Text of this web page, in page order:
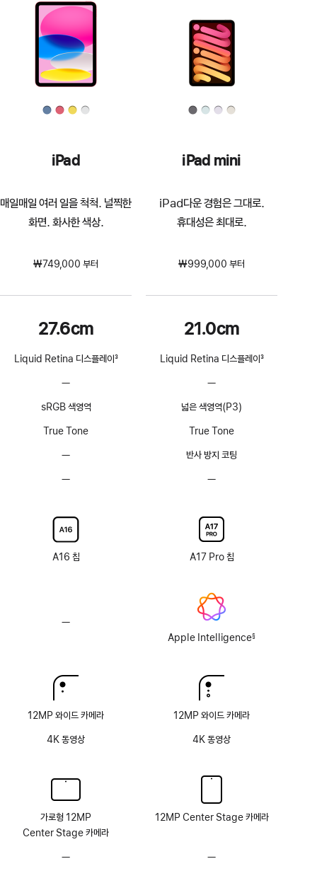
iPad
매일매일 여러 일을 척척. 널찍한
화면. 화사한 색상.
₩749,000 부터
27.6cm
Liquid Retina 디스플레이3
—
해당
없음
sRGB 색영역
True Tone
—
—
글래스
옵션
없음
A16 칩
—
12MP 와이드 카메라
4K 동영상
가로형 12MP
Center Stage 카메라
—
iPad mini
iPad다운 경험은 그대로.
휴대성은 최대로.
₩999,000 부터
21.0cm
Liquid Retina 디스플레이3
—
해당
없음
넓은 색영역(P3)
True Tone
반사 방지 코팅
—
글래스
옵션
없음
A17 Pro 칩
Apple Intelligence§
12MP 와이드 카메라
4K 동영상
12MP Center Stage 카메라
—